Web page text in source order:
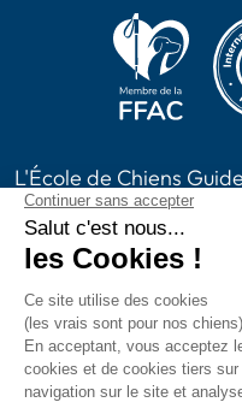
L'École de Chiens
loi 1901, reconnue
recevoir des dons,
des reçus fiscaux.